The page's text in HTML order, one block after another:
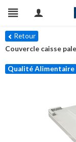
Retour
Couvercle caisse
Qualité Alimentaire